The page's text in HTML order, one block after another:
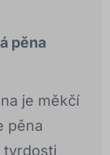
pěna
je měkčí
pěna
tvrdosti